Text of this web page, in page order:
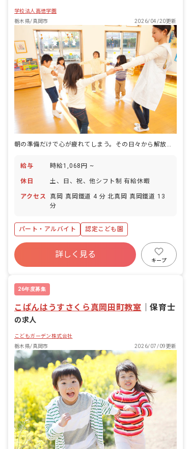
学校法人高徳学園
栃木県/真岡市
2026/04/20更新
朝の準備だけで心が疲れてしまう。その日々から解放される園。
給与 時給1,068円 ~
休日 土、日、祝、他シフト制 有給休暇
アクセス
真岡 真岡鐵道 4 分 北真岡 真岡鐵道 13
分
パート・アルバイト 認定こども園
詳しく見る
キープ
26年度募集
こぱんはうすさくら真岡田町教室 ｜保育士
の求人
こどもガーデン株式会社
栃木県/真岡市
2026/07/09更新